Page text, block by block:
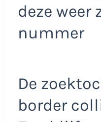
deze weer
nummer
De
border